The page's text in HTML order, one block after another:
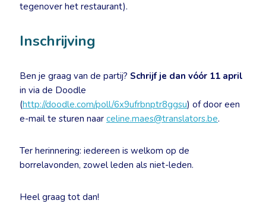
tegenover het restaurant).
Inschrijving
Ben je graag van de partij? Schrijf je dan vóór 11 april
in via de Doodle
(http://doodle.com/poll/6x9ufrbnptr8ggsu) of door een
e-mail te sturen naar celine.maes@translators.be.
Ter herinnering: iedereen is welkom op de
borrelavonden, zowel leden als niet-leden.
Heel graag tot dan!